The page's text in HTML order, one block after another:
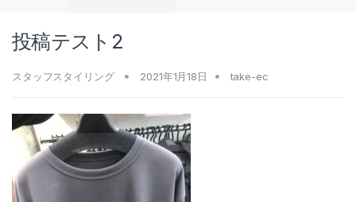
投稿テスト2
スタッフスタイリング 2021年1月18日 take-ec